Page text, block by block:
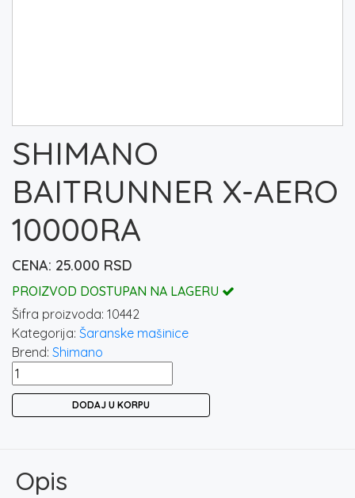
SHIMANO
BAITRUNNER X-AERO
10000RA
25.000 RSD
PROIZVOD DOSTUPAN NA LAGERU
Šifra proizvoda: 10442
Kategorija: Šaranske mašinice
Brend: Shimano
SHIMANO
BAITRUNNER
DODAJ U KORPU
Opis